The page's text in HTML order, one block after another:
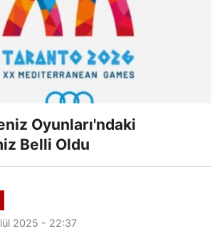
Oyunları'ndaki
Belli Oldu
2025 - 22:37